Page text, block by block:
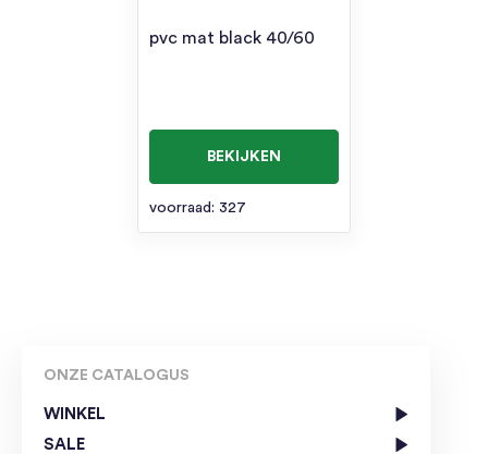
ONZE CATALOGUS
WINKEL
SALE
pvc mat black 40/60
BEKIJKEN
voorraad: 327